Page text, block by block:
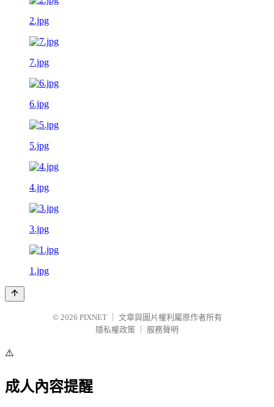
2.jpg
7.jpg
6.jpg
5.jpg
4.jpg
3.jpg
1.jpg
© 2026 PIXNET
文章與圖片權利屬原作者所有
隱私權政策
服務聲明
⚠️
成人內容提醒